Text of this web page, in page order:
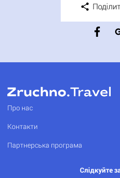
Про нас
Контакти
Партнерська програма
Слідкуйте